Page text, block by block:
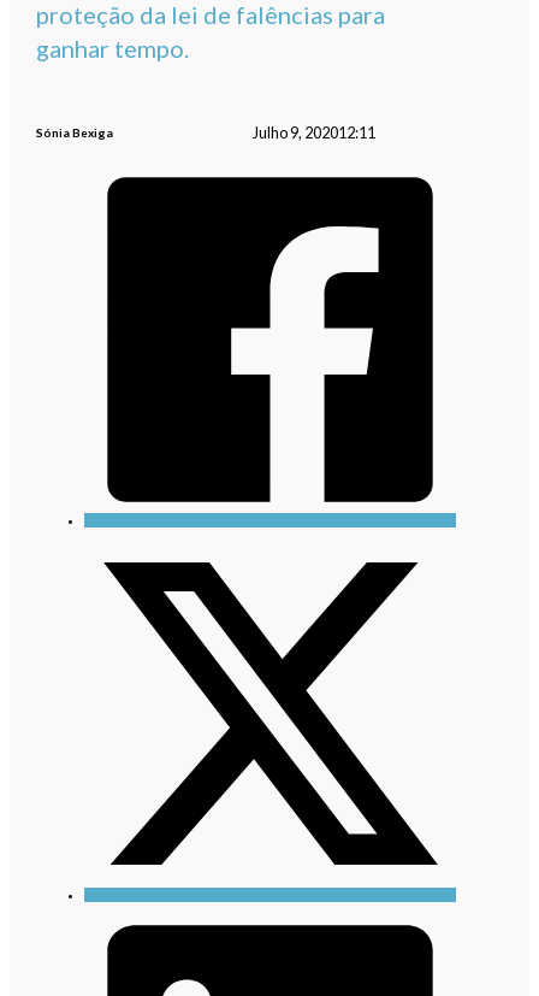
proteção da lei de falências para
ganhar tempo.
Sónia Bexiga Julho 9, 202012:11